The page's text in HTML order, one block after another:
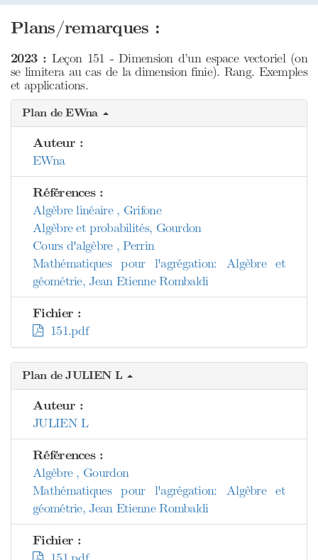
Plans/remarques :
2023 : Leçon 151 - Dimension d’un espace vectoriel (on
se limitera au cas de la dimension finie). Rang. Exemples
et applications.
Plan de EWna
Auteur :
EWna
Références :
Algèbre linéaire , Grifone
Algèbre et probabilités, Gourdon
Cours d'algèbre , Perrin
Mathématiques pour l'agrégation: Algèbre et
géométrie, Jean Etienne Rombaldi
Fichier :
151.pdf
Plan de JULIEN L
Auteur :
JULIEN L
Références :
Algèbre , Gourdon
Mathématiques pour l'agrégation: Algèbre et
géométrie, Jean Etienne Rombaldi
Fichier :